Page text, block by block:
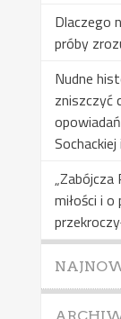
Dlaczego
próby
Nudne
zniszczyć
„Zabójcza
miłości i